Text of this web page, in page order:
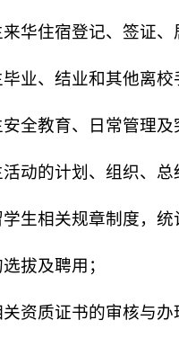
华住宿登记、签证、
业、结业和其他离校
全教育、日常管理及
动的计划、组织、总
生相关规章制度，
拔及聘用；
资质证书的审核与办